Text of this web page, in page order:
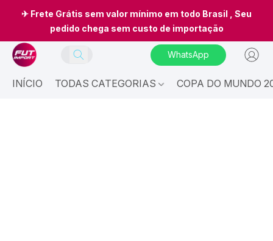
✈ Frete Grátis sem valor mínimo em todo Brasil , Seu
pedido chega sem custo de importação
WhatsApp
INÍCIO TODAS CATEGORIAS COPA DO MUNDO